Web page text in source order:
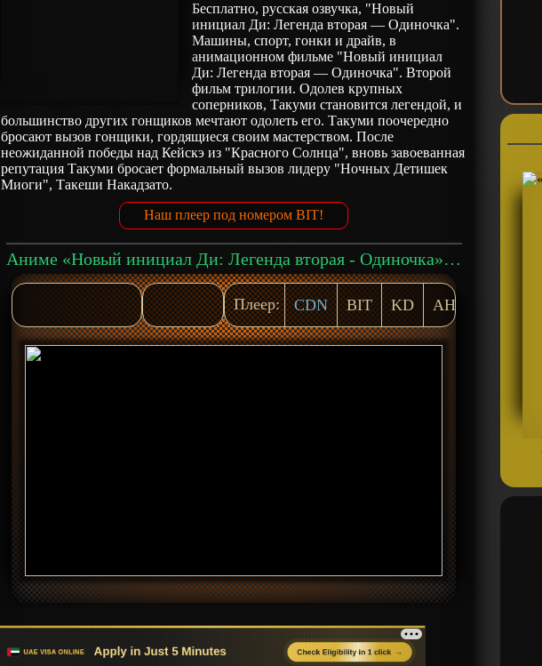
Бесплатно, русская озвучка, "Новый
инициал Ди: Легенда вторая — Одиночка".
Машины, спорт, гонки и драйв, в
анимационном фильме "Новый инициал
Ди: Легенда вторая — Одиночка". Второй
фильм трилогии. Одолев крупных
соперников, Такуми становится легендой, и
большинство других гонщиков мечтают одолеть его. Такуми поочередно
бросают вызов гонщики, гордящиеся своим мастерством. После
неожиданной победы над Кейскэ из "Красного Солнца", вновь завоеванная
репутация Такуми бросает формальный вызов лидеру "Ночных Детишек
Миоги", Такеши Накадзато.
Наш плеер под номером BIT!
Аниме «Новый инициал Ди: Легенда вторая - Одиночка» Фильм-2 смотреть онлайн
Плеер: CDN BIT KD AH